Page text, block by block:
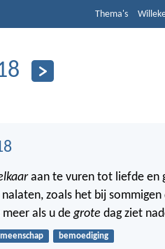
Thema's
aan te vuren tot liefde en
zoals het bij
meer als u degrote dag ziet
bemoediging